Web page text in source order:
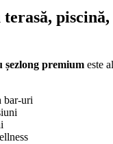
șezlong premium este
bar-uri